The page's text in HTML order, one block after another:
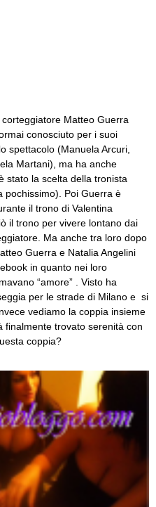
corteggiatore Matteo Guerra
conosciuto per i suoi
spettacolo (Manuela Arcuri,
Martani), ma ha anche
stato la scelta della tronista
pochissimo). Poi Guerra è
il trono di Valentina
il trono per vivere lontano dai
Ma anche tra loro dopo
Guerra e Natalia Angelini
in quanto nei loro
“amore” . Visto ha
per le strade di Milano e si
vediamo la coppia insieme
finalmente trovato serenità con
coppia?